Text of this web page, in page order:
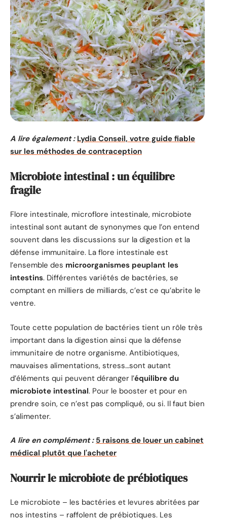
A lire également : Lydia Conseil, votre guide fiable
sur les méthodes de contraception
Microbiote intestinal : un équilibre
fragile
Flore intestinale, microflore intestinale, microbiote
intestinal sont autant de synonymes que l’on entend
souvent dans les discussions sur la digestion et la
défense immunitaire. La flore intestinale est
l’ensemble des microorganismes peuplant les
intestins. Différentes variétés de bactéries, se
comptant en milliers de milliards, c’est ce qu’abrite le
ventre.
Toute cette population de bactéries tient un rôle très
important dans la digestion ainsi que la défense
immunitaire de notre organisme. Antibiotiques,
mauvaises alimentations, stress…sont autant
d’éléments qui peuvent déranger l’équilibre du
microbiote intestinal. Pour le booster et pour en
prendre soin, ce n’est pas compliqué, ou si. Il faut bien
s’alimenter.
A lire en complément : 5 raisons de louer un cabinet
médical plutôt que l'acheter
Nourrir le microbiote de prébiotiques
Le microbiote – les bactéries et levures abritées par
nos intestins – raffolent de prébiotiques. Les